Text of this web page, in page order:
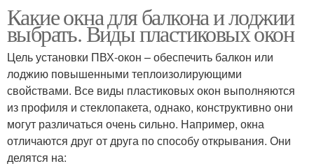
Какие окна для балкона и лоджии
выбрать. Виды пластиковых окон
Цель установки ПВХ-окон – обеспечить балкон или
лоджию повышенными теплоизолирующими
свойствами. Все виды пластиковых окон выполняются
из профиля и стеклопакета, однако, конструктивно они
могут различаться очень сильно. Например, окна
отличаются друг от друга по способу открывания. Они
делятся на: